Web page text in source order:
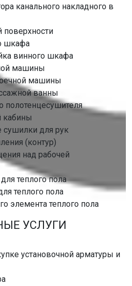
канального накладного в
шкафа
винного шкафа
машины
машины
ванны
полотенцесушителя
для рук
(контур)
над рабочей
теплого пола
теплого пола
элемента теплого пола
УСЛУГИ
установочной арматуры и